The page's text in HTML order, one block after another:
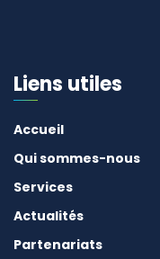
Liens utiles
Accueil
Qui sommes-nous
Services
Actualités
Partenariats